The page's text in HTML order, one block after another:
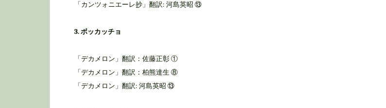
「カンツォニエーレ抄」翻訳: 河島英昭 ⑬
3. ボッカッチョ
「デカメロン」翻訳：佐藤正彰 ①
「デカメロン」翻訳：柏熊達生 ⑧
「デカメロン」翻訳: 河島英昭 ⑬